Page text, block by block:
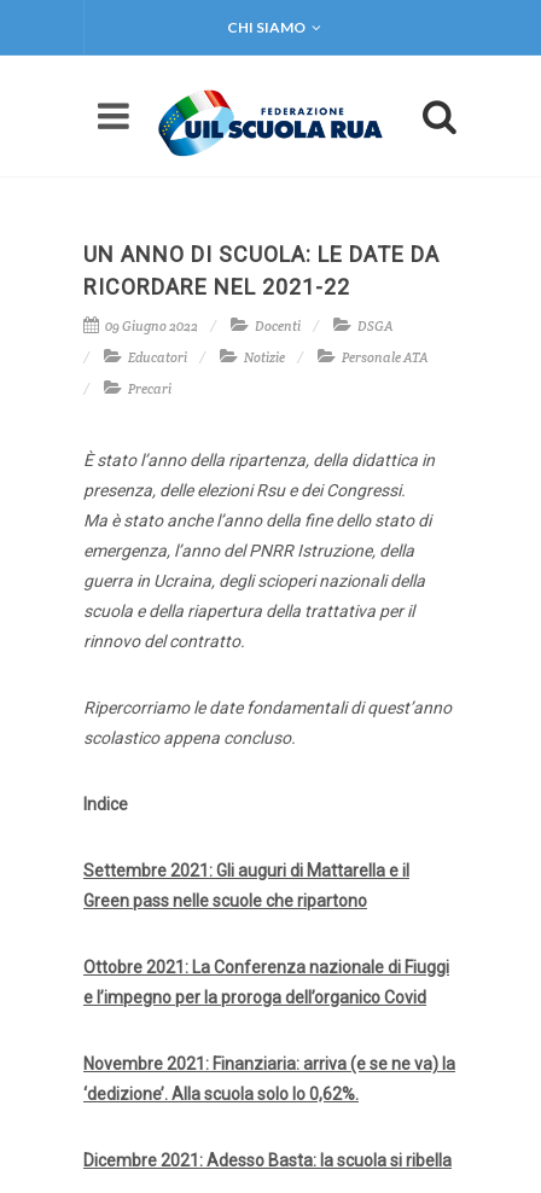
CHI SIAMO
UN ANNO DI SCUOLA: LE DATE DA
RICORDARE NEL 2021-22
09 Giugno 2022 Docenti
DSGA
Educatori
Notizie
Personale ATA
Precari
È stato l’anno della ripartenza, della didattica in
presenza, delle elezioni Rsu e dei Congressi.
Ma è stato anche l’anno della fine dello stato di
emergenza, l’anno del PNRR Istruzione, della
guerra in Ucraina, degli scioperi nazionali della
scuola e della riapertura della trattativa per il
rinnovo del contratto.
Ripercorriamo le date fondamentali di quest’anno
scolastico appena concluso.
Indice
Settembre 2021: Gli auguri di Mattarella e il
Green pass nelle scuole che ripartono
Ottobre 2021: La Conferenza nazionale di Fiuggi
e l’impegno per la proroga dell’organico Covid
Novembre 2021: Finanziaria: arriva (e se ne va) la
‘dedizione’. Alla scuola solo lo 0,62%.
Dicembre 2021: Adesso Basta: la scuola si ribella